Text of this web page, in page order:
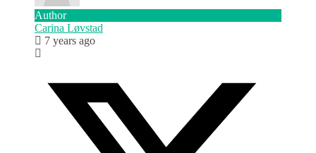
Author
Carina Løvstad
7 years ago